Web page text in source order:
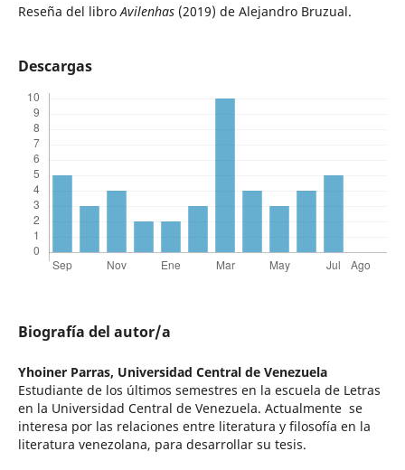
Reseña del libroAvilenhas (2019) de Alejandro Bruzual.
Descargas
Biografía del autor/a
Yhoiner Parras, Universidad Central de Venezuela
Estudiante de los últimos semestres en la escuela de Letras
en la Universidad Central de Venezuela. Actualmente se
interesa por las relaciones entre literatura y filosofía en la
literatura venezolana, para desarrollar su tesis.